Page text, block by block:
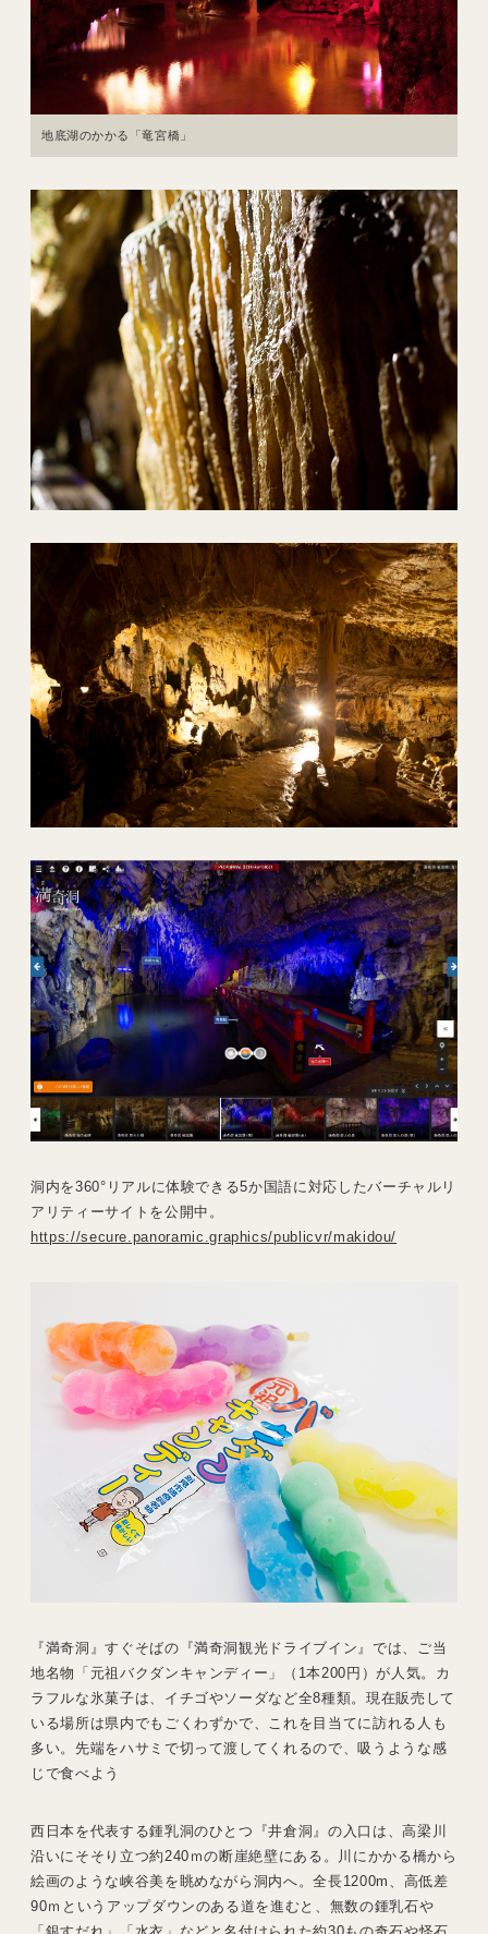
地底湖のかかる「竜宮橋」
洞内を360°リアルに体験できる5か国語に対応したバーチャルリ
アリティーサイトを公開中。
https://secure.panoramic.graphics/publicvr/makidou/
『満奇洞』すぐそばの『満奇洞観光ドライブイン』では、ご当
地名物「元祖バクダンキャンディー」（1本200円）が人気。カ
ラフルな氷菓子は、イチゴやソーダなど全8種類。現在販売して
いる場所は県内でもごくわずかで、これを目当てに訪れる人も
多い。先端をハサミで切って渡してくれるので、吸うような感
じで食べよう
西日本を代表する鍾乳洞のひとつ『井倉洞』の入口は、高梁川
沿いにそそり立つ約240ｍの断崖絶壁にある。川にかかる橋から
絵画のような峡谷美を眺めながら洞内へ。全長1200m、高低差
90ｍというアップダウンのある道を進むと、無数の鍾乳石や